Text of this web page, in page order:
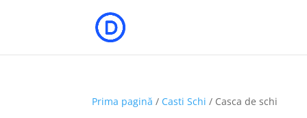
Prima pagină / Casti Schi / Casca de schi